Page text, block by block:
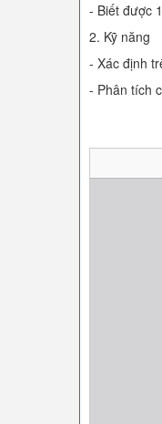
- Biết được
2. Kỹ năng
- Xác định
- Phân tích